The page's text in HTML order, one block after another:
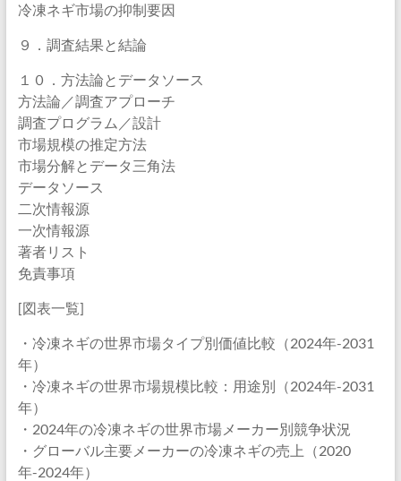
冷凍ネギ市場の抑制要因
９．調査結果と結論
１０．方法論とデータソース
方法論／調査アプローチ
調査プログラム／設計
市場規模の推定方法
市場分解とデータ三角法
データソース
二次情報源
一次情報源
著者リスト
免責事項
[図表一覧]
・冷凍ネギの世界市場タイプ別価値比較（2024年-2031
年）
・冷凍ネギの世界市場規模比較：用途別（2024年-2031
年）
・2024年の冷凍ネギの世界市場メーカー別競争状況
・グローバル主要メーカーの冷凍ネギの売上（2020
年-2024年）